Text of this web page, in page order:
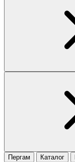
Пергам Каталог